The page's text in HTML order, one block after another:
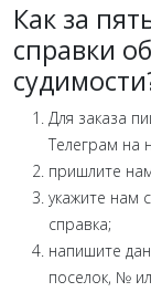
Как за
справки
Для заказа
Телеграм на
пришлите
укажите нам
справка;
напишите
поселок, №